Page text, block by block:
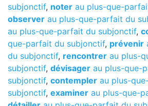
subjonctif, noter au plus-que-
observer au plus-que-parfait du
au plus-que-parfait du subjonctif,
que-parfait du subjonctif, prévenir
du subjonctif, rencontrer au plus-
subjonctif, dévisager au plus-que-
subjonctif, contempler au plus-
subjonctif, examiner au plus-que-